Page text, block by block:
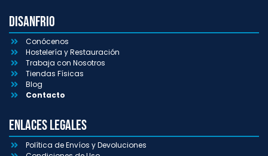
Disanfrio
Conócenos
Hostelería y Restauración
Trabaja con Nosotros
Tiendas Físicas
Blog
Contacto
Enlaces Legales
Política de Envíos y Devoluciones